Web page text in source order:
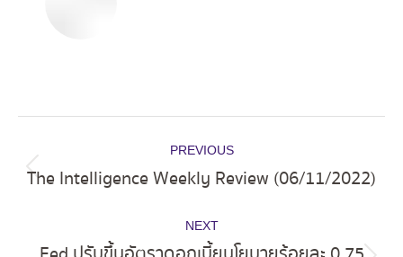
navigation
PREVIOUS
Previous
The Intelligence Weekly Review (06/11/2022)
NEXT